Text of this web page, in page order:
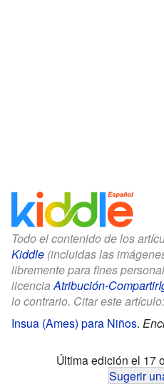
Todo el contenido de los
Kiddle (incluidas las
libremente para fines
licencia Atribución-
lo contrario. Citar este artículo:
Insua (Ames) para Niños.
Última edición el 17
Sugerir